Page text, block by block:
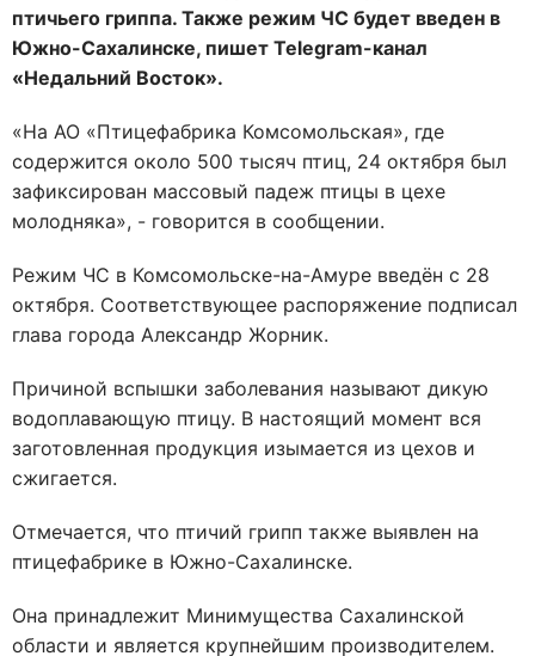
птичьего гриппа. Также режим ЧС будет введен в
Южно-Сахалинске, пишет Telegram-канал
«Недальний Восток».
«На АО «Птицефабрика Комсомольская», где
содержится около 500 тысяч птиц, 24 октября был
зафиксирован массовый падеж птицы в цехе
молодняка», - говорится в сообщении.
Режим ЧС в Комсомольске-на-Амуре введён с 28
октября. Соответствующее распоряжение подписал
глава города Александр Жорник.
Причиной вспышки заболевания называют дикую
водоплавающую птицу. В настоящий момент вся
заготовленная продукция изымается из цехов и
сжигается.
Отмечается, что птичий грипп также выявлен на
птицефабрике в Южно-Сахалинске.
Она принадлежит Минимущества Сахалинской
области и является крупнейшим производителем.